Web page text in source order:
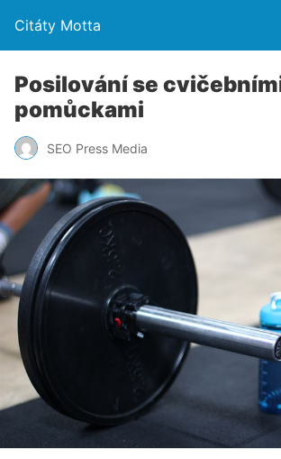
Citáty Motta
Posilování se
pomůckami
SEO Press Media